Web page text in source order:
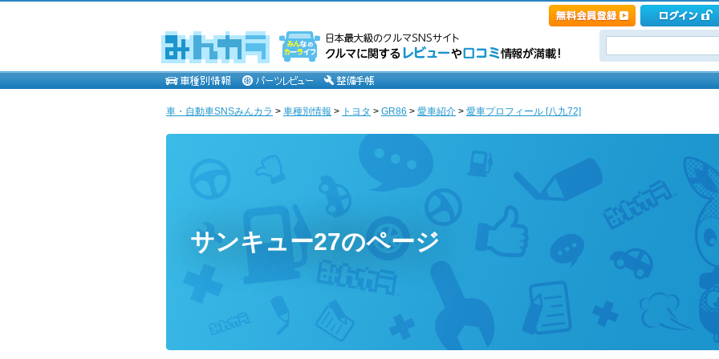
車・自動車SNSみんカラ > 車種別情報 > トヨタ > GR86 > 愛車紹介 > 愛車プロフィール [八九72]
サンキュー27のページ